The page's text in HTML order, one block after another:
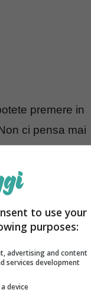
premere in
ci pensa mai
di
per applicarlo
alle code
applicare tutto
to use your
purposes:
advertising and content
services development
device